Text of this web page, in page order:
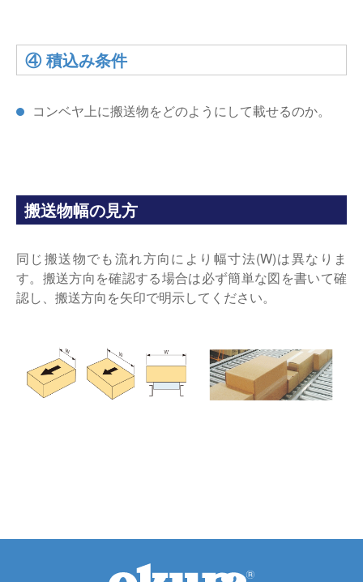
④ 積込み条件
コンベヤ上に搬送物をどのようにして載せるのか。
搬送物幅の見方
同じ搬送物でも流れ方向により幅寸法(W)は異なりま
す。搬送方向を確認する場合は必ず簡単な図を書いて確
認し、搬送方向を矢印で明示してください。